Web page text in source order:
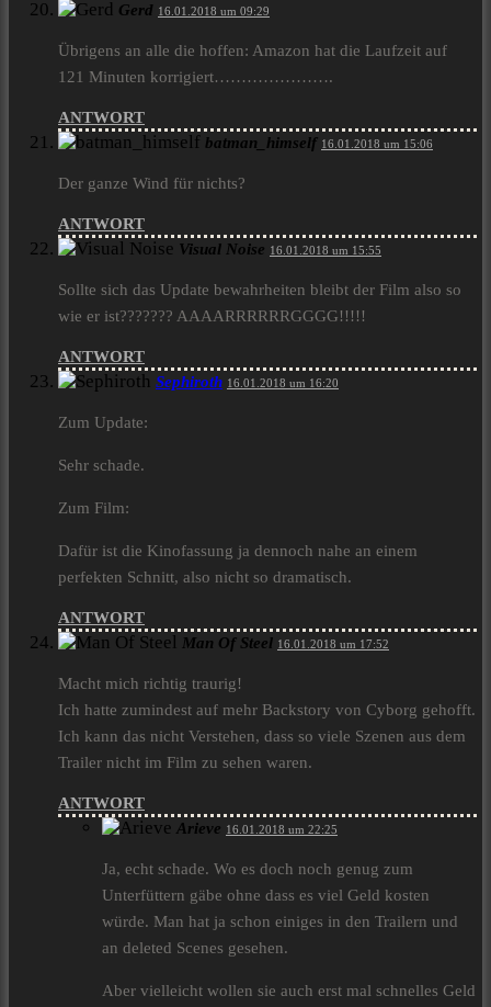
Gerd 16.01.2018 um 09:29
Übrigens an alle die hoffen: Amazon hat die Laufzeit auf
121 Minuten korrigiert………………….
ANTWORT
batman_himself 16.01.2018 um 15:06
Der ganze Wind für nichts?
ANTWORT
Visual Noise 16.01.2018 um 15:55
Sollte sich das Update bewahrheiten bleibt der Film also so
wie er ist??????? AAAARRRRRRGGGG!!!!!
ANTWORT
Sephiroth 16.01.2018 um 16:20
Zum Update:
Sehr schade.
Zum Film:
Dafür ist die Kinofassung ja dennoch nahe an einem
perfekten Schnitt, also nicht so dramatisch.
ANTWORT
Man Of Steel 16.01.2018 um 17:52
Macht mich richtig traurig!
Ich hatte zumindest auf mehr Backstory von Cyborg gehofft.
Ich kann das nicht Verstehen, dass so viele Szenen aus dem
Trailer nicht im Film zu sehen waren.
ANTWORT
Arieve 16.01.2018 um 22:25
Ja, echt schade. Wo es doch noch genug zum
Unterfüttern gäbe ohne dass es viel Geld kosten
würde. Man hat ja schon einiges in den Trailern und
an deleted Scenes gesehen.
Aber vielleicht wollen sie auch erst mal schnelles Geld